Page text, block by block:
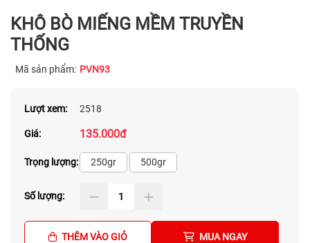
KHÔ BÒ MIẾNG MỀM TRUYỀN
THỐNG
Mã sản phẩm: PVN93
Lượt xem: 2518
Giá: 135.000đ
Trọng lượng: 250gr 500gr
Số lượng:
THÊM VÀO GIỎ MUA NGAY